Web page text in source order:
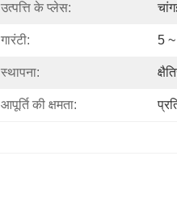
उत्पत्ति के प्लेस:
गारंटी: 5
स्थापना:
आपूर्ति की क्षमता: